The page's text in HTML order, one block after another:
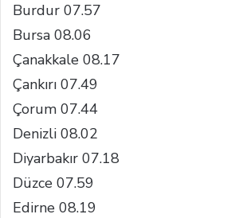
Burdur 07.57
Bursa 08.06
Çanakkale 08.17
Çankırı 07.49
Çorum 07.44
Denizli 08.02
Diyarbakır 07.18
Düzce 07.59
Edirne 08.19